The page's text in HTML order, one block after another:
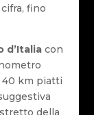
fino
d’Italiacon
km piatti